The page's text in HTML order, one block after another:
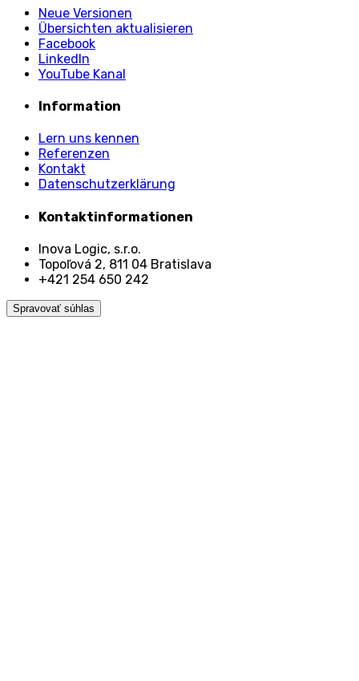
Neue Versionen
Übersichten aktualisieren
Facebook
LinkedIn
YouTube Kanal
Information
Lern uns kennen
Referenzen
Kontakt
Datenschutzerklärung
Kontaktinformationen
Inova Logic, s.r.o.
Topoľová 2, 811 04 Bratislava
+421 254 650 242
Spravovať súhlas